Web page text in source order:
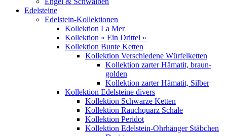
Edelsteine
Edelstein-Kollektionen
Kollektion La Mer
Kollektion « Ein Drittel »
Kollektion Bunte Ketten
Kollektion Verschiedene Würfelketten
Kollektion zarter Hämatit, braun-
golden
Kollektion zarter Hämatit, Silber
Kollektion Edelsteine divers
Kollektion Schwarze Ketten
Kollektion Rauchquarz Schale
Kollektion Peridot
Kollektion Edelstein-Ohrhänger Stäbchen